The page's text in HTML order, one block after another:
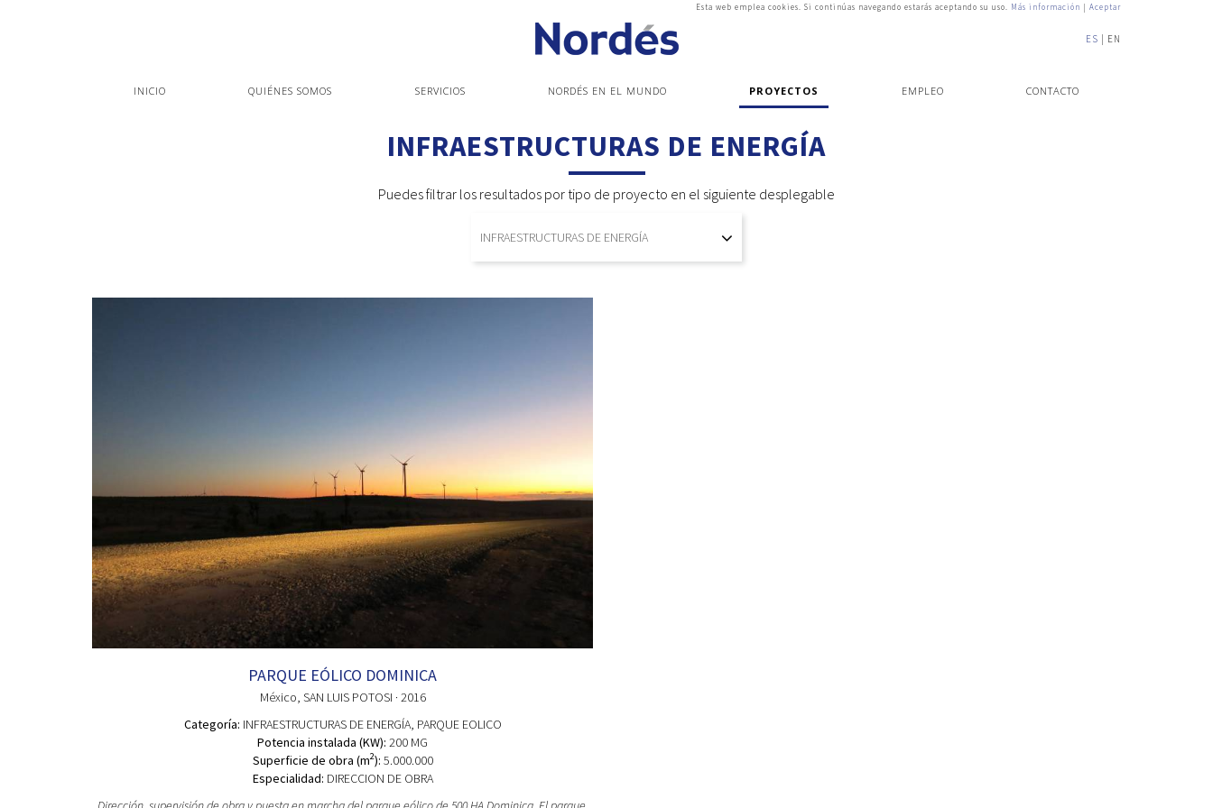
Esta web emplea cookies. Si continúas navegando estarás aceptando su uso. Más información | Aceptar
ES EN
INICIO QUIÉNES SOMOS SERVICIOS NORDÉS EN EL MUNDO PROYECTOS EMPLEO CONTACTO
INFRAESTRUCTURAS DE ENERGÍA
Puedes filtrar los resultados por tipo de proyecto en el siguiente desplegable
PARQUE EÓLICO DOMINICA
México , SAN LUIS POTOSI · 2016
Categoría: INFRAESTRUCTURAS DE ENERGÍA, PARQUE EOLICO
Potencia instalada (KW): 200 MG
Superficie de obra (m2): 5.000.000
Especialidad: DIRECCION DE OBRA